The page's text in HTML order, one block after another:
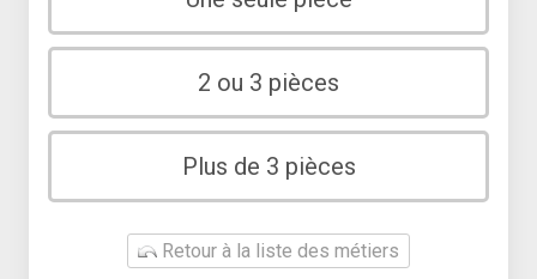
2 ou 3 pièces
Plus de 3 pièces
Retour à la liste des métiers